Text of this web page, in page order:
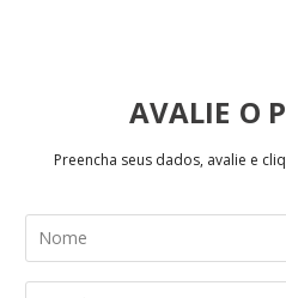
AVALIE
Preencha seus dados, avalie e